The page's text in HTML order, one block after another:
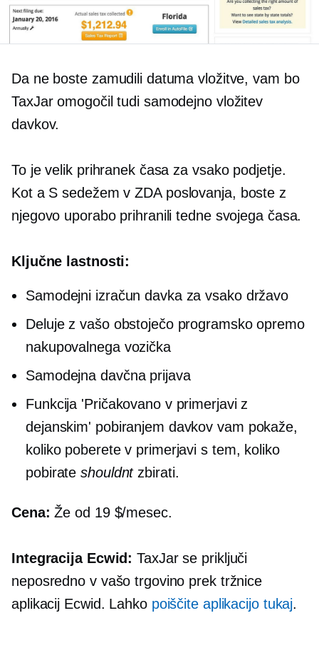
Da ne boste zamudili datuma vložitve, vam bo
TaxJar omogočil tudi samodejno vložitev
davkov.
To je velik prihranek časa za vsako podjetje.
Kot a S sedežem v ZDAposlovanja, boste z
njegovo uporabo prihranili tedne svojega časa.
Ključne lastnosti:
Samodejni izračun davka za vsako državo
Deluje z vašo obstoječo programsko opremo
nakupovalnega vozička
Samodejna davčna prijava
Funkcija 'Pričakovano v primerjavi z
dejanskim' pobiranjem davkov vam pokaže,
koliko poberete v primerjavi s tem, koliko
pobirateshouldnt zbirati.
Cena:Že od 19 $/mesec.
Integracija Ecwid:TaxJar se priključi
neposredno v vašo trgovino prek tržnice
aplikacij Ecwid. Lahko poiščite aplikacijo tukaj.